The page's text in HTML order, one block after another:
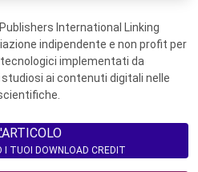
International Linking
indipendente e non profit per
implementati da
ai contenuti digitali nelle
I TUOI DOWNLOAD CREDIT